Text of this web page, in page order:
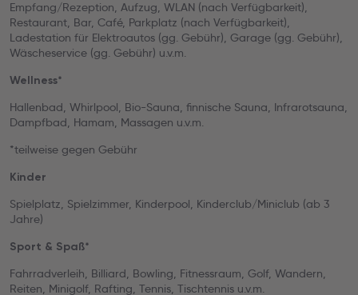
Empfang/Rezeption, Aufzug, WLAN (nach Verfügbarkeit),
Restaurant, Bar, Café, Parkplatz (nach Verfügbarkeit),
Ladestation für Elektroautos (gg. Gebühr), Garage (gg. Gebühr),
Wäscheservice (gg. Gebühr) u.v.m.
Wellness*
Hallenbad, Whirlpool, Bio-Sauna, finnische Sauna, Infrarotsauna,
Dampfbad, Hamam, Massagen u.v.m.
*teilweise gegen Gebühr
Kinder
Spielplatz, Spielzimmer, Kinderpool, Kinderclub/Miniclub (ab 3
Jahre)
Sport & Spaß*
Fahrradverleih, Billiard, Bowling, Fitnessraum, Golf, Wandern,
Reiten, Minigolf, Rafting, Tennis, Tischtennis u.v.m.